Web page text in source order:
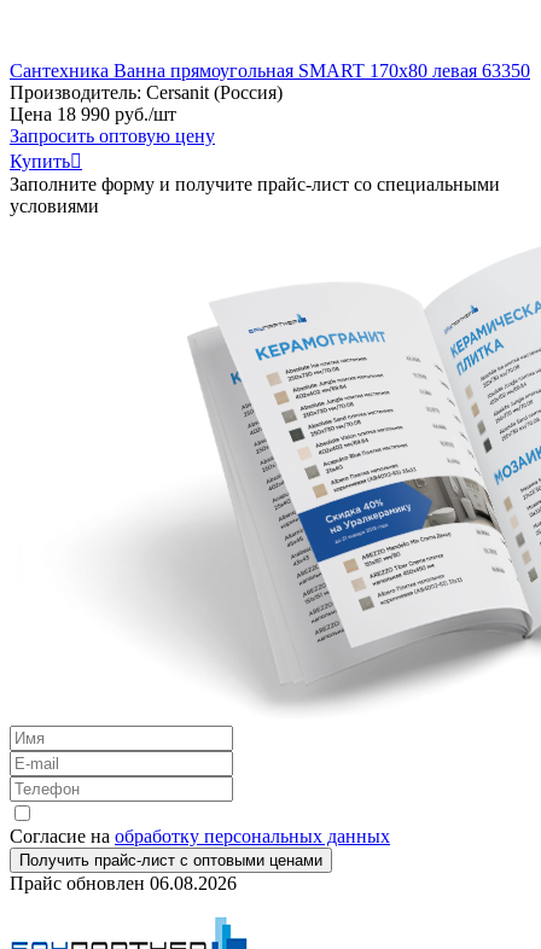
Сантехника Ванна прямоугольная SMART 170x80 левая 63350
Производитель: Cersanit (Россия)
Цена 18 990 руб./шт
Запросить оптовую цену
Купить
Заполните форму и получите прайс-лист со специальными
условиями
Согласие на обработку персональных данных
Получить прайс-лист с оптовыми ценами
Прайс обновлен 06.08.2026